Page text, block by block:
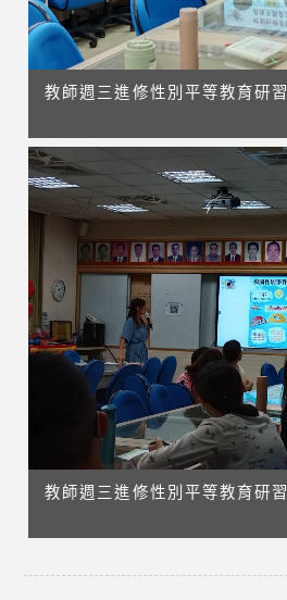
教師週三進修性別平等教育研習
教師週三進修性別平等教育研習